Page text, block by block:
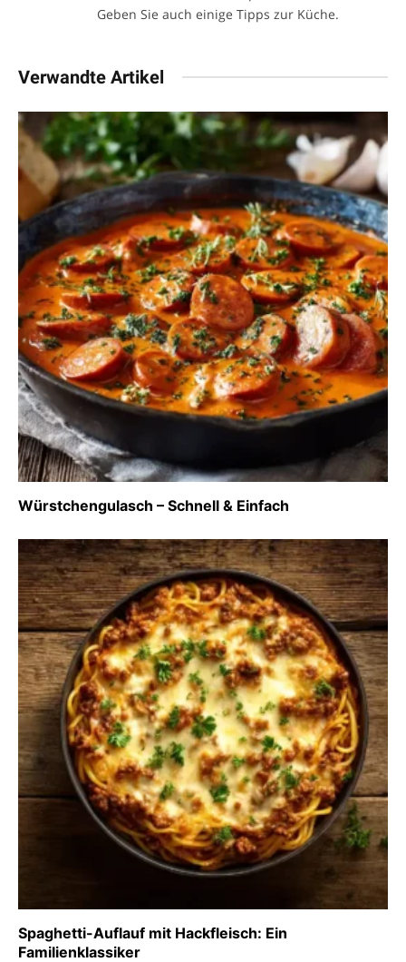
Geben Sie auch einige Tipps zur Küche.
Verwandte Artikel
Würstchengulasch – Schnell & Einfach
Spaghetti-Auflauf mit Hackfleisch: Ein
Familienklassiker